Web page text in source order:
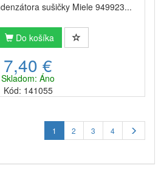
sušičky Miele 949923...
Do košíka
7,40 €
Skladom: Áno
Kód: 141055
1 2 3 4